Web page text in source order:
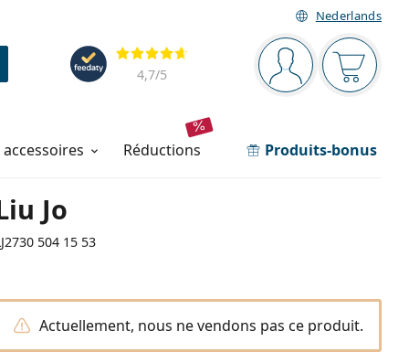
Nederlands
Barre de navigation
Vous êtesVotre
Évaluation
4,7/5
réductions Produits-bonus
Jo
504 15 53
Actuellement, nous ne vendons pas ce produit.